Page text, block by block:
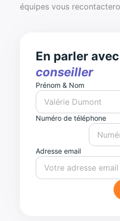
équipes vous
En parler
conseiller
Prénom & Nom
Numéro de téléphone
Adresse email